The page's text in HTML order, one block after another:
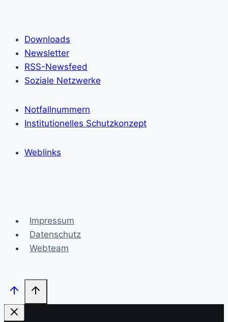
Downloads
Newsletter
RSS-Newsfeed
Soziale Netzwerke
Notfallnummern
Institutionelles Schutzkonzept
Weblinks
Impressum
Datenschutz
Webteam